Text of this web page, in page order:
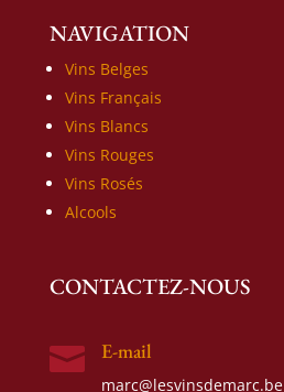
NAVIGATION
Vins Belges
Vins Français
Vins Blancs
Vins Rouges
Vins Rosés
Alcools
CONTACTEZ-NOUS
 E-mail
marc@lesvinsdemarc.be